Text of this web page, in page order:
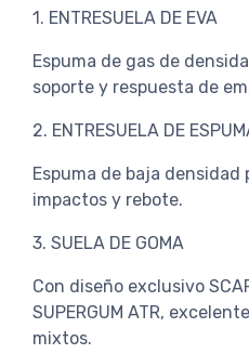
1. ENTRESUELA DE EVA
Espuma de gas de
soporte y respuesta de
2. ENTRESUELA DE
Espuma de baja densidad
impactos y rebote.
3. SUELA DE GOMA
Con diseño exclusivo
SUPERGUM ATR,
mixtos.